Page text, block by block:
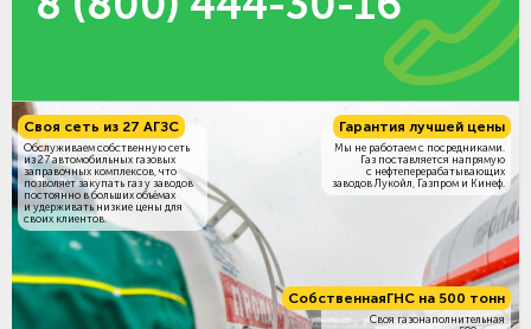
СобственнаяГНС на 500 тонн
Своя газонаполнительная
Своя сеть из 27 АГЗС
Обслуживаем собственную сеть
из 27 автомобильных газовых
заправочных комплексов, что
позволяет закупать газ у заводов
постоянно в больших объёмах
и удерживать низкие цены для
своих клиентов.
Гарантия лучшей цены
Мы не работаем с посредниками.
Газ поставляется напрямую
с нефтеперерабатывающих
заводов Лукойл, Газпром и Кинеф.